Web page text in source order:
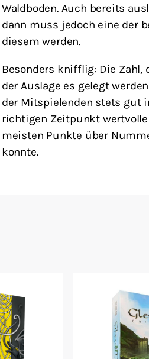
Waldboden. Auch bereits
dann muss jedoch eine der
diesem werden.
Besonders knifflig: Die Zahl,
der Auslage es gelegt
der Mitspielenden stets gut
richtigen Zeitpunkt
meisten Punkte über
konnte.